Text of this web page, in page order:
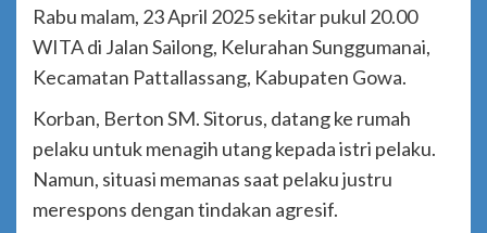
Rabu malam, 23 April 2025 sekitar pukul 20.00
WITA di Jalan Sailong, Kelurahan Sunggumanai,
Kecamatan Pattallassang, Kabupaten Gowa.
Korban, Berton SM. Sitorus, datang ke rumah
pelaku untuk menagih utang kepada istri pelaku.
Namun, situasi memanas saat pelaku justru
merespons dengan tindakan agresif.